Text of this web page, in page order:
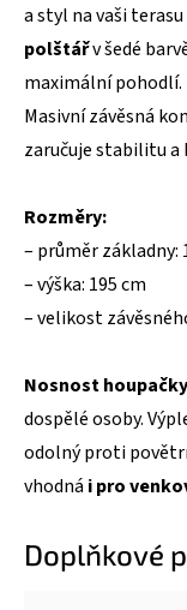
a styl na vaši
polštářv šedé
maximální pohodlí.
Masivní závěsná
zaručuje stabilitu
Rozměry:
– průměr základny:
– výška: 195 cm
– velikost
Nosnost
dospělé osoby.
odolný proti
vhodná i pro
Doplňkové